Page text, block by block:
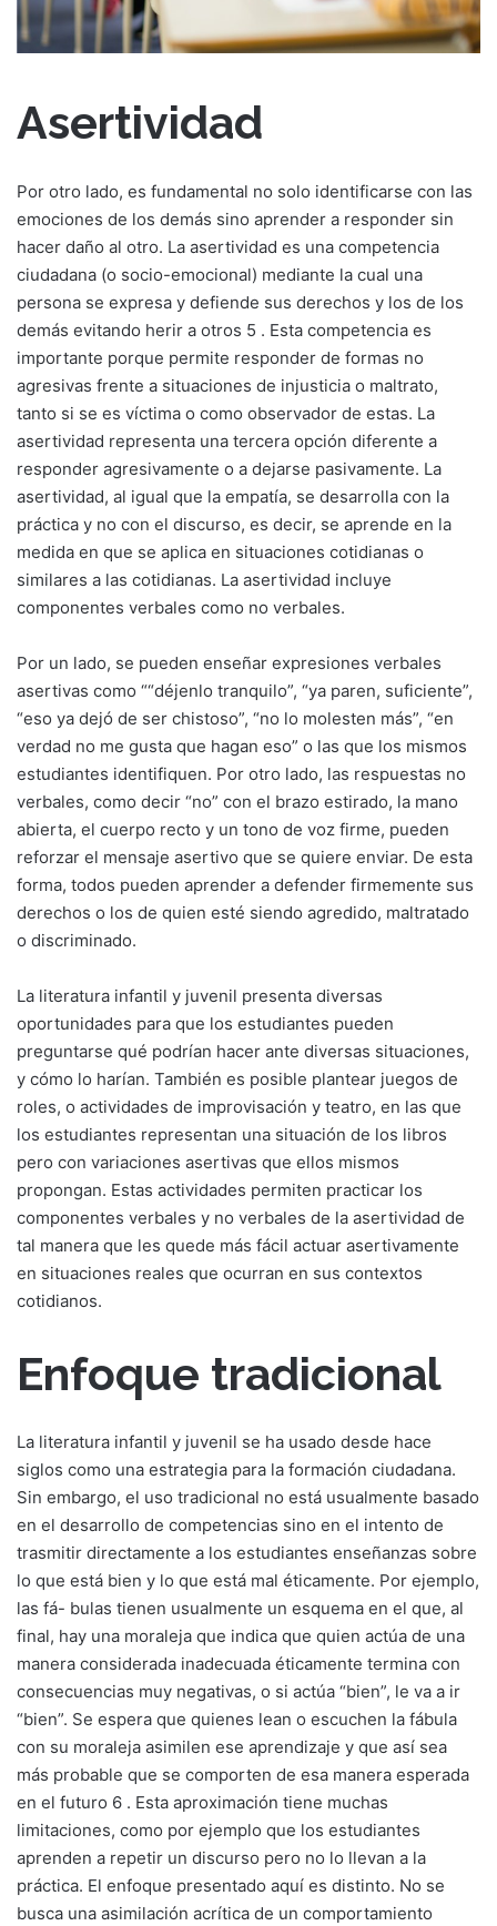
Asertividad
Por otro lado, es fundamental no solo identificarse con las
emociones de los demás sino aprender a responder sin
hacer daño al otro. La asertividad es una competencia
ciudadana (o socio-emocional) mediante la cual una
persona se expresa y defiende sus derechos y los de los
demás evitando herir a otros 5 . Esta competencia es
importante porque permite responder de formas no
agresivas frente a situaciones de injusticia o maltrato,
tanto si se es víctima o como observador de estas. La
asertividad representa una tercera opción diferente a
responder agresivamente o a dejarse pasivamente. La
asertividad, al igual que la empatía, se desarrolla con la
práctica y no con el discurso, es decir, se aprende en la
medida en que se aplica en situaciones cotidianas o
similares a las cotidianas. La asertividad incluye
componentes verbales como no verbales.
Por un lado, se pueden enseñar expresiones verbales
asertivas como ““déjenlo tranquilo”, “ya paren, suficiente”,
“eso ya dejó de ser chistoso”, “no lo molesten más”, “en
verdad no me gusta que hagan eso” o las que los mismos
estudiantes identifiquen. Por otro lado, las respuestas no
verbales, como decir “no” con el brazo estirado, la mano
abierta, el cuerpo recto y un tono de voz firme, pueden
reforzar el mensaje asertivo que se quiere enviar. De esta
forma, todos pueden aprender a defender firmemente sus
derechos o los de quien esté siendo agredido, maltratado
o discriminado.
La literatura infantil y juvenil presenta diversas
oportunidades para que los estudiantes pueden
preguntarse qué podrían hacer ante diversas situaciones,
y cómo lo harían. También es posible plantear juegos de
roles, o actividades de improvisación y teatro, en las que
los estudiantes representan una situación de los libros
pero con variaciones asertivas que ellos mismos
propongan. Estas actividades permiten practicar los
componentes verbales y no verbales de la asertividad de
tal manera que les quede más fácil actuar asertivamente
en situaciones reales que ocurran en sus contextos
cotidianos.
Enfoque tradicional
La literatura infantil y juvenil se ha usado desde hace
siglos como una estrategia para la formación ciudadana.
Sin embargo, el uso tradicional no está usualmente basado
en el desarrollo de competencias sino en el intento de
trasmitir directamente a los estudiantes enseñanzas sobre
lo que está bien y lo que está mal éticamente. Por ejemplo,
las fá- bulas tienen usualmente un esquema en el que, al
final, hay una moraleja que indica que quien actúa de una
manera considerada inadecuada éticamente termina con
consecuencias muy negativas, o si actúa “bien”, le va a ir
“bien”. Se espera que quienes lean o escuchen la fábula
con su moraleja asimilen ese aprendizaje y que así sea
más probable que se comporten de esa manera esperada
en el futuro 6 . Esta aproximación tiene muchas
limitaciones, como por ejemplo que los estudiantes
aprenden a repetir un discurso pero no lo llevan a la
práctica. El enfoque presentado aquí es distinto. No se
busca una asimilación acrítica de un comportamiento